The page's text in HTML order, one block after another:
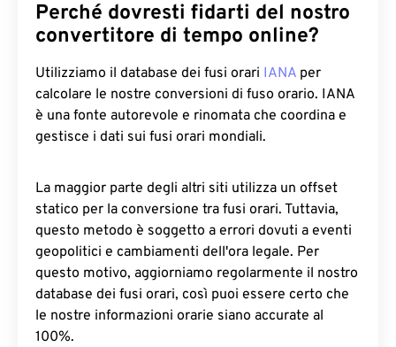
Perché dovresti fidarti del nostro
convertitore di tempo online?
Utilizziamo il database dei fusi orari IANA per
calcolare le nostre conversioni di fuso orario. IANA
è una fonte autorevole e rinomata che coordina e
gestisce i dati sui fusi orari mondiali.
La maggior parte degli altri siti utilizza un offset
statico per la conversione tra fusi orari. Tuttavia,
questo metodo è soggetto a errori dovuti a eventi
geopolitici e cambiamenti dell'ora legale. Per
questo motivo, aggiorniamo regolarmente il nostro
database dei fusi orari, così puoi essere certo che
le nostre informazioni orarie siano accurate al
100%.